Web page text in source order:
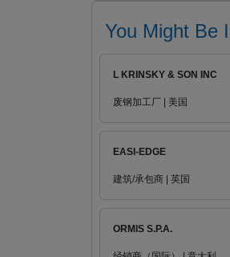
You Might Be
L KRINSKY & SON INC
废钢加工厂 | 美国
EASI-EDGE
建筑/承包商 | 英国
ORMIS S.P.A.